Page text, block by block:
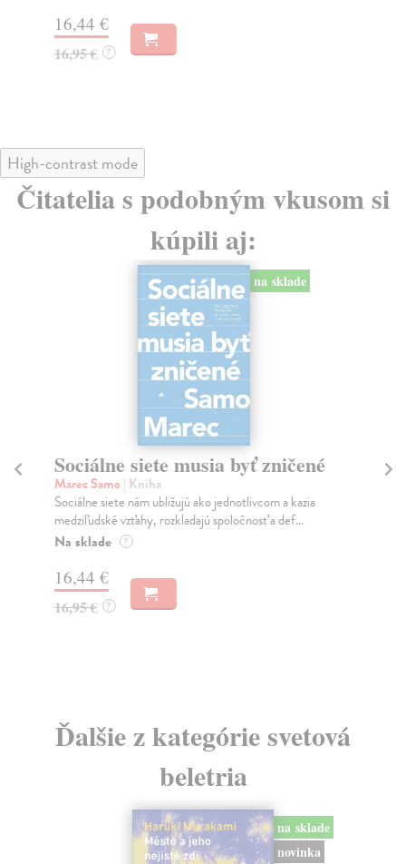
16,44 €
16,95 € ?
High-contrast mode
Čitatelia s podobným vkusom si
kúpili aj:
na sklade
Sociálne siete musia byť zničené
Marec Samo| Kniha
Sociálne siete nám ubližujú ako jednotlivcom a kazia
medziľudské vzťahy, rozkladajú spoločnosť a def...
Na sklade ?
16,44 €
16,95 € ?
Ďalšie z kategórie svetová
beletria
na sklade
novinka